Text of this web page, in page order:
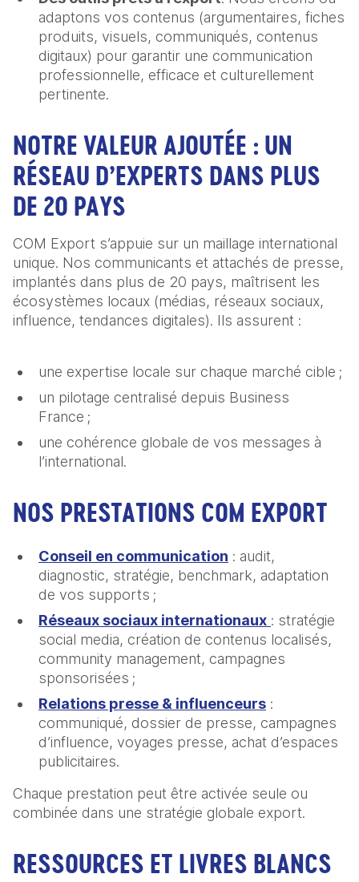
adaptons vos contenus (argumentaires, fiches
produits, visuels, communiqués, contenus
digitaux) pour garantir une communication
professionnelle, efficace et culturellement
pertinente.
NOTRE VALEUR AJOUTÉE : UN
RÉSEAU D’EXPERTS DANS PLUS
DE 20 PAYS
COM Export s’appuie sur un maillage international
unique. Nos communicants et attachés de presse,
implantés dans plus de 20 pays, maîtrisent les
écosystèmes locaux (médias, réseaux sociaux,
influence, tendances digitales). Ils assurent :
une expertise locale sur chaque marché cible ;
un pilotage centralisé depuis Business
France ;
une cohérence globale de vos messages à
l’international.
NOS PRESTATIONS COM EXPORT
Conseil en communication : audit,
diagnostic, stratégie, benchmark, adaptation
de vos supports ;
Réseaux sociaux internationaux : stratégie
social media, création de contenus localisés,
community management, campagnes
sponsorisées ;
Relations presse & influenceurs :
communiqué, dossier de presse, campagnes
d’influence, voyages presse, achat d’espaces
publicitaires.
Chaque prestation peut être activée seule ou
combinée dans une stratégie globale export.
RESSOURCES ET LIVRES BLANCS